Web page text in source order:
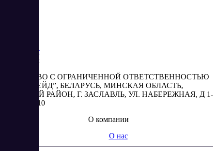
Market
Реквизиты
ОБЩЕСТВО С ОГРАНИЧЕННОЙ ОТВЕТСТВЕННОСТЬЮ
“АБЕСТРЕЙД”, БЕЛАРУСЬ, МИНСКАЯ ОБЛАСТЬ,
МИНСКИЙ РАЙОН, Г. ЗАСЛАВЛЬ, УЛ. НАБЕРЕЖНАЯ, Д 1-
2, КОМ. 310
О компании
О нас